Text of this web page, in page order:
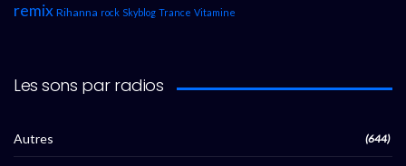
remix Rihanna rock Skyblog Trance Vitamine
Les sons par radios
Autres (644)